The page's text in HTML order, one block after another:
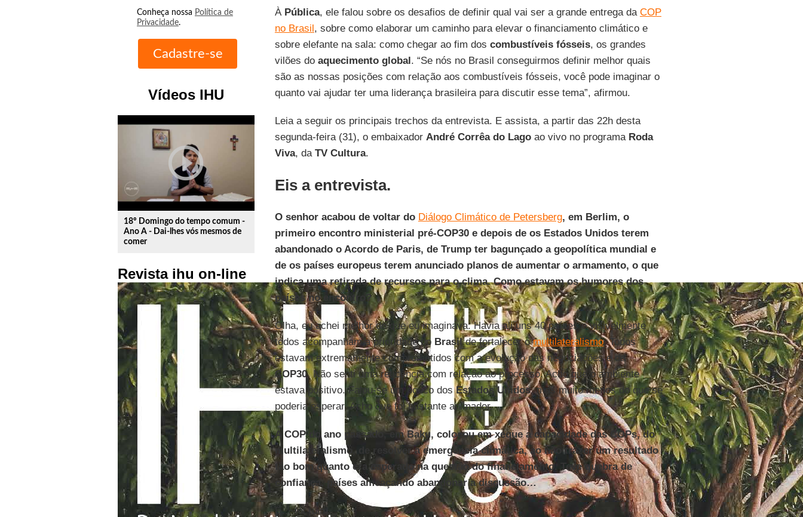
Conheça nossa Política de
Privacidade.
Vídeos IHU
play_circle_outline
18º Domingo do tempo comum -
Ano A - Dai-lhes vós mesmos de
comer
Revista ihu on-line
À Pública, ele falou sobre os desafios de definir qual vai ser a grande entrega da COP
no Brasil, sobre como elaborar um caminho para elevar o financiamento climático e
sobre elefante na sala: como chegar ao fim dos combustíveis fósseis, os grandes
vilões do aquecimento global. “Se nós no Brasil conseguirmos definir melhor quais
são as nossas posições com relação aos combustíveis fósseis, você pode imaginar o
quanto vai ajudar ter uma liderança brasileira para discutir esse tema”, afirmou.
Leia a seguir os principais trechos da entrevista. E assista, a partir das 22h desta
segunda-feira (31), o embaixador André Corrêa do Lagoao vivo no programa Roda
Viva, da TV Cultura.
Eis a entrevista.
O senhor acabou de voltar do Diálogo Climático de Petersberg, em Berlim, o
primeiro encontro ministerial pré-COP30 e depois de os Estados Unidos terem
abandonado o Acordo de Paris, de Trump ter bagunçado a geopolítica mundial e
de os países europeus terem anunciado planos de aumentar o armamento, o que
indica uma retirada de recursos para o clima. Como estavam os humores dos
países no encontro?
Olha, eu achei melhor do que eu imaginava. Havia ali uns 40 países e visivelmente
todos acompanham a prioridade do Brasilde fortalecer omultilateralismo. Todos
estavam extremamente comprometidos com a evolução das negociações e da
COP30. Não senti uma reticência com relação ao processo. Acho que o ambiente
estava positivo. Falou-se um pouco dosEstados Unidos, mas muito menos do que se
poderia esperar. Acho que foi bastante animador.
A COP do ano passado, em Baku, colocou em xeque a capacidade das COPs, do
multilateralismo, de resolver a emergência climática, ao não trazer um resultado
tão bom quanto era esperado na questão do financiamento. Teve quebra de
confiança, países ameaçando abandonar a discussão…
É… foi ruim.